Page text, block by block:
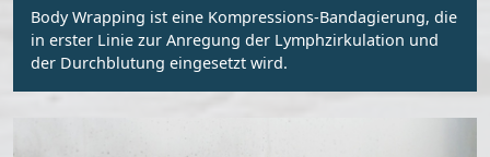
Body Wrapping ist eine Kompressions-Bandagierung, die
in erster Linie zur Anregung der Lymphzirkulation und
der Durchblutung eingesetzt wird.